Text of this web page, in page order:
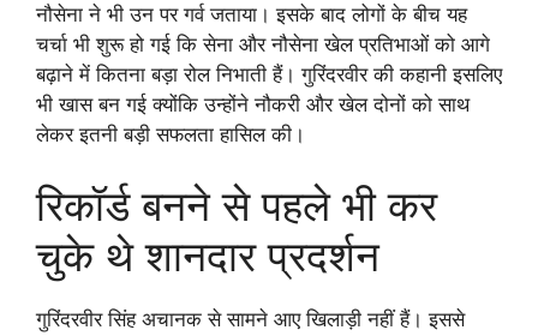
नौसेना ने भी उन पर गर्व जताया। इसके बाद लोगों के बीच यह
चर्चा भी शुरू हो गई कि सेना और नौसेना खेल प्रतिभाओं को आगे
बढ़ाने में कितना बड़ा रोल निभाती हैं। गुरिंदरवीर की कहानी इसलिए
भी खास बन गई क्योंकि उन्होंने नौकरी और खेल दोनों को साथ
लेकर इतनी बड़ी सफलता हासिल की।
रिकॉर्ड बनने से पहले भी कर
चुके थे शानदार प्रदर्शन
गुरिंदरवीर सिंह अचानक से सामने आए खिलाड़ी नहीं हैं। इससे